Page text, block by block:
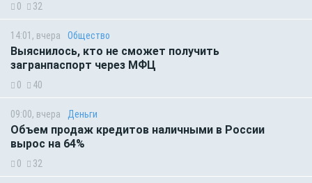
0 32
14:01, вчера Общество
Выяснилось, кто не сможет получить
загранпаспорт через МФЦ
0 40
09:00, вчера Деньги
Объем продаж кредитов наличными в России
вырос на 64%
0 32